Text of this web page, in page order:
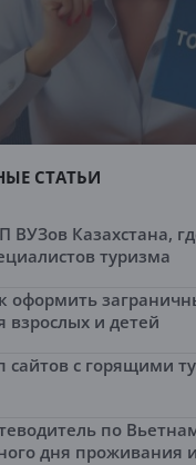
СТАТЬИ
ВУЗов Казахстана,
туризма
оформить
взрослых и детей
сайтов с горящими
по
дня проживания